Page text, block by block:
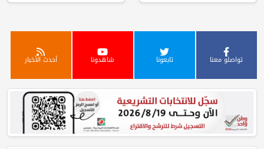
تواصلو معنا تابعونا شاهدونا أحدث الأخبار